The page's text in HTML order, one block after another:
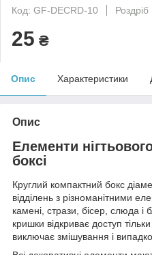
Код: GF-DECRD-10
Роздріб
25 ₴
Опис Характеристики
Опис
Елементи
боксі
Круглий компактний бокс
відділень з різноманітними
камені, стрази, бісер, слюда і
кришки відкриває доступ
виключає змішування і